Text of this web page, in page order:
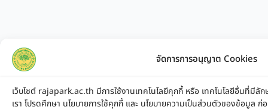
จัดการการอนุญาต Cookies
เว็บไซต์ rajapark.ac.th มีการใช้งานเทคโนโลยีคุกกี้ หรือ เทคโนโลยีอื่นที่มีลั
เรา โปรดศึกษา นโยบายการใช้คุกกี้ และ นโยบายความเป็นส่วนตัวของข้อมูล ก่